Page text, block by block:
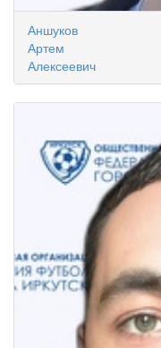
Аншуков
Артем
Алексеевич